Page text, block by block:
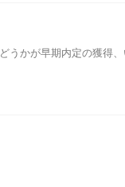
かが早期内定の獲得、